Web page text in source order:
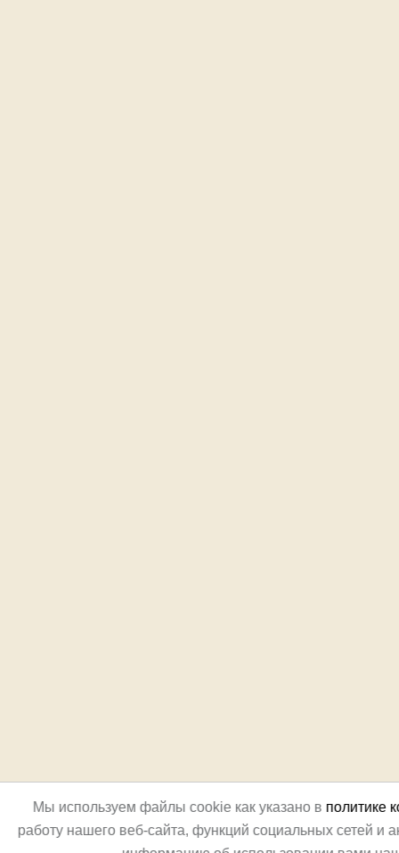
Мы используем файлы cookie как указано в политике
работу нашего веб-сайта, функций социальных сетей и